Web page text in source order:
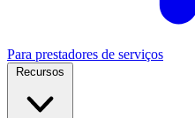
Para prestadores de serviços